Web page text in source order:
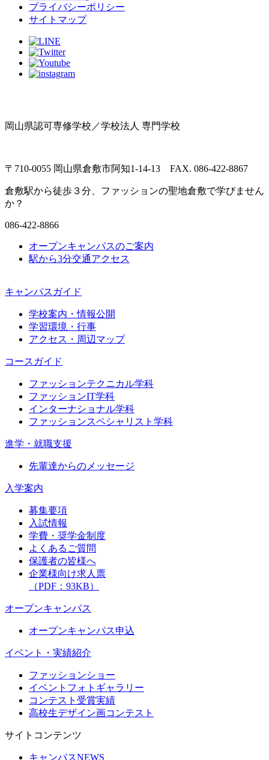
プライバシーポリシー
サイトマップ
岡山県認可専修学校／学校法人 専門学校
〒710-0055 岡山県倉敷市阿知1-14-13 FAX. 086-422-8867
倉敷駅から徒歩３分、ファッションの聖地倉敷で学びません
か？
086-422-8866
オープンキャンパスのご案内
駅から3分交通アクセス
キャンパスガイド
学校案内・情報公開
学習環境・行事
アクセス・周辺マップ
コースガイド
ファッションテクニカル学科
ファッションIT学科
インターナショナル学科
ファッションスペシャリスト学科
進学・就職支援
先輩達からのメッセージ
入学案内
募集要項
入試情報
学費・奨学金制度
よくあるご質問
保護者の皆様へ
企業様向け求人票
（PDF：93KB）
オープンキャンパス
オープンキャンパス申込
イベント・実績紹介
ファッションショー
イベントフォトギャラリー
コンテスト受賞実績
高校生デザイン画コンテスト
サイトコンテンツ
キャンパスNEWS